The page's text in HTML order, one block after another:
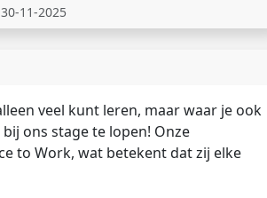
11-2025
veel kunt leren, maar waar je ook
ons stage te lopen! Onze
to Work, wat betekent dat zij elke